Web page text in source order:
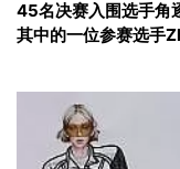
45名决赛入围选手角
其中的一位参赛选手